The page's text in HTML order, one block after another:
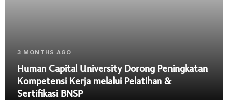
3 MONTHS AGO
Human Capital University Dorong Peningkatan
Kompetensi Kerja melalui Pelatihan &
Sertifikasi BNSP